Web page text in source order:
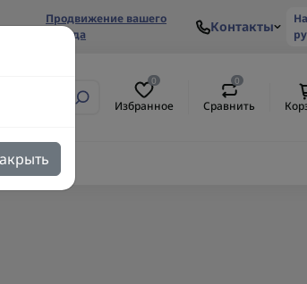
Продвижение вашего
бренда
Контакты
На
0
Избранное
0
Сравнить